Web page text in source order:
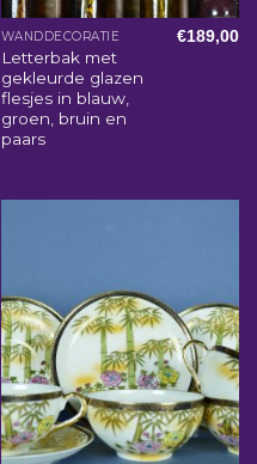
WANDDECORATIE
Letterbak met
gekleurde glazen
flesjes in blauw,
groen, bruin en
paars
€189,00